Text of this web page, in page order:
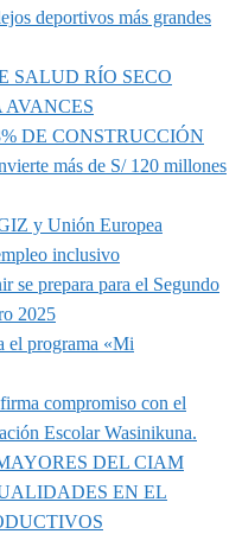
deportivos más grandes
SALUD RÍO SECO
AVANCES
DE CONSTRUCCIÓN
más de S/ 120 millones
y Unión Europea
inclusivo
se prepara para el Segundo
2025
el programa «Mi
compromiso con el
Escolar Wasinikuna.
DEL CIAM
EN EL